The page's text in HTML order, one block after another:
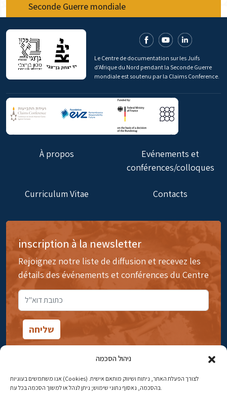
ניהול הסכמה
אנו משתמשים בעוגיות (Cookies) לצורך הפעלת האתר, ניתוח ושיווק מותאם אישית.
בהסכמה, נאסוף נתוני שימוש; ניתן לנהל או למשוך הסכמה בכל עת.
Seconde Guerre mondiale
Le Centre de documentation sur les Juifs
d'Afrique du Nord pendant la Seconde Guerre
mondiale est soutenu par la Claims Conference.
À propos
Evénements et
conférences/colloques
Curriculum Vitae Contacts
inscription à la newsletter
Rejoignez notre liste de diffusion et recevez les
détails des événements et conférences du Centre
14rue Ibn Gavirol, Rehavia, Jérusalem